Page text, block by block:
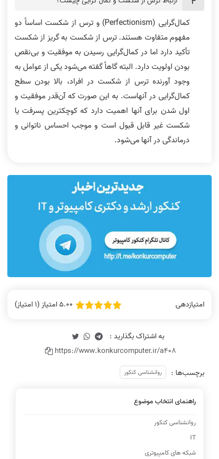
کمال‌گرایی (Perfectionism) و ترس از شکست اساساً دو
مفهوم متفاوت هستند. ترس از شکست به گریز از شکست
تأکید دارد اما در کمال‌گرایی رسیدن به موفقیت و بی‌نقص
بودن اولویت دارد. البته گاهاً گفته می‌شود یکی از عوامل به
وجود آورنده ترس از شکست در افراد، بالا بودن سطح
کمال‌گرایی در آنهاست. به این صورت که آن‌قدر موفقیت و
اول شدن برای آنها اهمیت دارد که کوچکترین پسرفت یا
شکست غیر قابل قبول است و موجب احساس ناتوانی و
درماندگی در آنها می‌شود.
امتیازدهی 5.00 امتیاز (1 امتیاز)
https://www.konkurcomputer.ir/a408
برچسب‌ها :
روانشناسی کنکور
راهنمای انتخاب موضوع
روانشناسی کنکور
IT
شبکه های کامپیوتری